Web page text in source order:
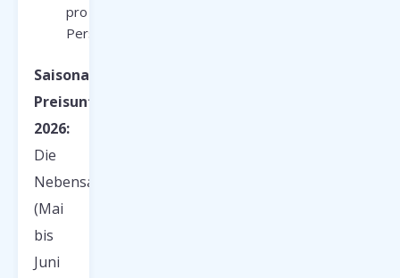
pro
Person
Saisonale
Preisunterschiede
2026:
Die
Nebensaison
(Mai
bis
Juni